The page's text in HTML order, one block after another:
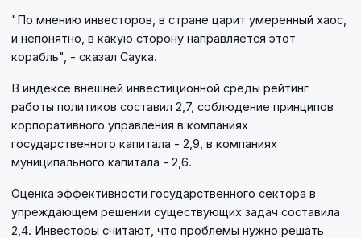
"По мнению инвесторов, в стране царит умеренный хаос,
и непонятно, в какую сторону направляется этот
корабль", - сказал Саука.
В индексе внешней инвестиционной среды рейтинг
работы политиков составил 2,7, соблюдение принципов
корпоративного управления в компаниях
государственного капитала - 2,9, в компаниях
муниципального капитала - 2,6.
Оценка эффективности государственного сектора в
упреждающем решении существующих задач составила
2,4. Инвесторы считают, что проблемы нужно решать